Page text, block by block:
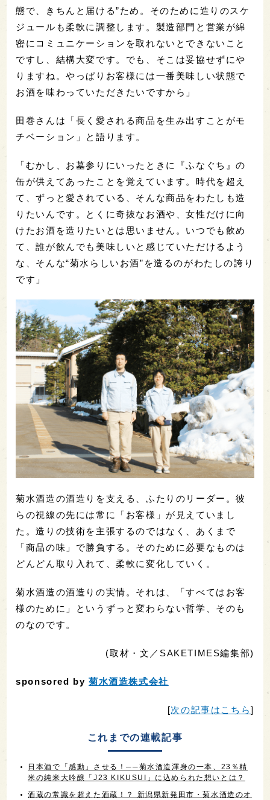
態で、きちんと届ける”ため。そのために造りのスケ
ジュールも柔軟に調整します。製造部門と営業が綿
密にコミュニケーションを取れないとできないこと
ですし、結構大変です。でも、そこは妥協せずにや
りますね。やっぱりお客様には一番美味しい状態で
お酒を味わっていただきたいですから」
田巻さんは「長く愛される商品を生み出すことがモ
チベーション」と語ります。
「むかし、お墓参りにいったときに『ふなぐち』の
缶が供えてあったことを覚えています。時代を超え
て、ずっと愛されている、そんな商品をわたしも造
りたいんです。とくに奇抜なお酒や、女性だけに向
けたお酒を造りたいとは思いません。いつでも飲め
て、誰が飲んでも美味しいと感じていただけるよう
な、そんな“菊水らしいお酒”を造るのがわたしの誇り
です」
菊水酒造の酒造りを支える、ふたりのリーダー。彼
らの視線の先には常に「お客様」が見えていまし
た。造りの技術を主張するのではなく、あくまで
「商品の味」で勝負する。そのために必要なものは
どんどん取り入れて、柔軟に変化していく。
菊水酒造の酒造りの実情。それは、「すべてはお客
様のために」というずっと変わらない哲学、そのも
のなのです。
(取材・文／SAKETIMES編集部)
sponsored by菊水酒造株式会社
[次の記事はこちら]
これまでの連載記事
日本酒で「感動」させる！──菊水酒造渾身の一本、23％精
米の純米大吟醸「J23 KIKUSUI」に込められた想いとは？
酒蔵の常識を超えた酒蔵！？ 新潟県新発田市・菊水酒造のオ